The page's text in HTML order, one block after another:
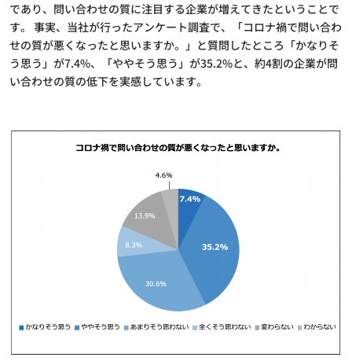
であり、問い合わせの質に注目する企業が増えてきたということで
す。 事実、当社が行ったアンケート調査で、「コロナ禍で問い合わ
せの質が悪くなったと思いますか。」と質問したところ「かなりそ
う思う」が7.4%、「ややそう思う」が35.2%と、約4割の企業が問
い合わせの質の低下を実感しています。